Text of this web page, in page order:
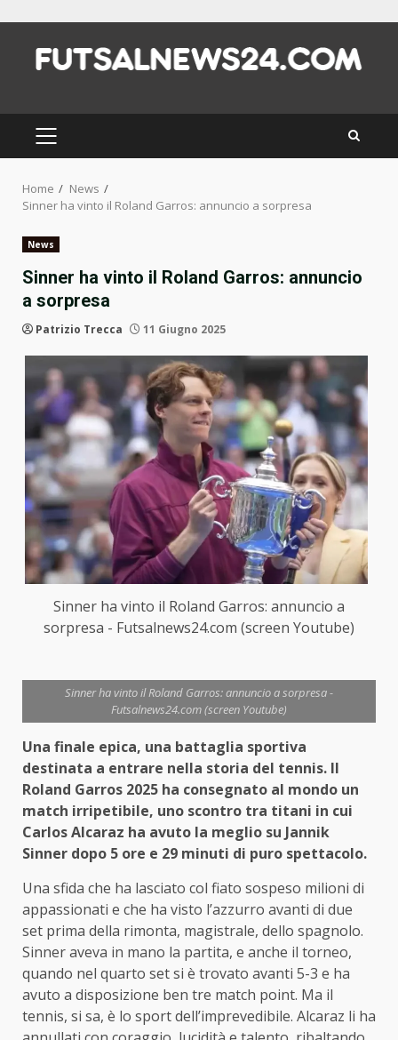
content
PRIMARY
MENU
Home
News
Sinner ha vinto il Roland Garros: annuncio a sorpresa
News
Sinner ha vinto il Roland Garros: annuncio
a sorpresa
Patrizio Trecca 11 Giugno 2025
Sinner ha vinto il Roland Garros: annuncio a
sorpresa - Futsalnews24.com (screen Youtube)
Sinner ha vinto il Roland Garros: annuncio a sorpresa -
Futsalnews24.com (screen Youtube)
Una finale epica, una battaglia sportiva
destinata a entrare nella storia del tennis. Il
Roland Garros 2025 ha consegnato al mondo un
match irripetibile, uno scontro tra titani in cui
Carlos Alcaraz ha avuto la meglio su Jannik
Sinner dopo 5 ore e 29 minuti di puro spettacolo.
Una sfida che ha lasciato col fiato sospeso milioni di
appassionati e che ha visto l’azzurro avanti di due
set prima della rimonta, magistrale, dello spagnolo.
Sinner aveva in mano la partita, e anche il torneo,
quando nel quarto set si è trovato avanti 5-3 e ha
avuto a disposizione ben tre match point. Ma il
tennis, si sa, è lo sport dell’imprevedibile. Alcaraz li ha